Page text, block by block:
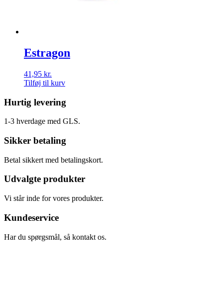
Estragon
41,95 kr.
Tilføj til kurv
Hurtig levering
1-3 hverdage med GLS.
Sikker betaling
Betal sikkert med betalingskort.
Udvalgte produkter
Vi står inde for vores produkter.
Kundeservice
Har du spørgsmål, så kontakt os.